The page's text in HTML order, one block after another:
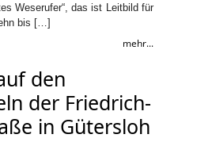
Weserufer“, das ist Leitbild für
bis […]
mehr...
den
der Friedrich-
in Gütersloh